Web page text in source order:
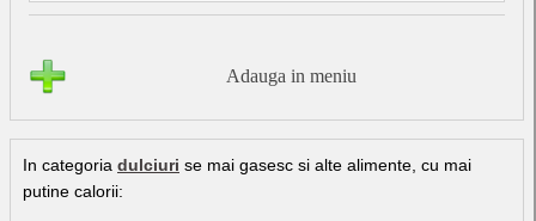
Adauga in meniu
In categoria dulciuri se mai gasesc si alte alimente, cu mai
putine calorii: